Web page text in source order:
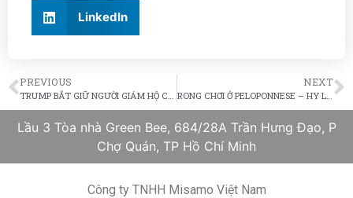
LinkedIn
PREVIOUS NEXT
RONG CHƠI Ở PELOPONNESE – HY LẠP: 10 TRẢI NGHIỆM TUYỆT VỜI
Lầu 3 Tòa nhà Green Bee, 684/28A Trần Hưng Đạo, P
Chợ Quán, TP Hồ Chí Minh
Công ty TNHH Misamo Việt Nam